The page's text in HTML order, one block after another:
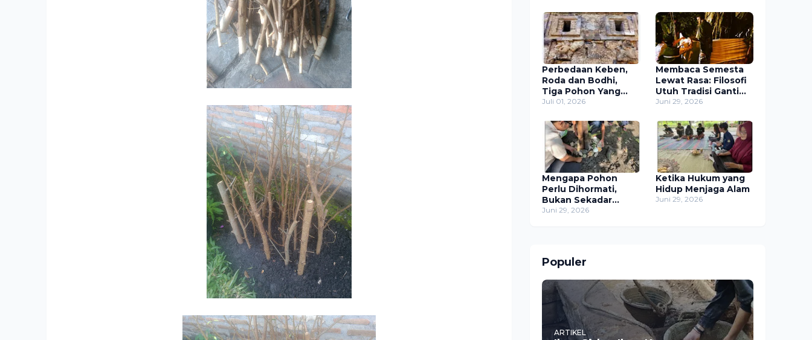
Perbedaan Keben,
Roda dan Bodhi,
Tiga Pohon Yang
Dianggap Sebagai
Juli 01, 2026
Membaca Semesta
Lewat Rasa: Filosofi
Utuh Tradisi Ganti
Singep dan
Padukuhan Wintaos
Juni 29, 2026
Mengapa Pohon
Perlu Dihormati,
Bukan Sekadar
Dimanfaatkan?
Juni 29, 2026
Ketika Hukum yang
Hidup Menjaga Alam
Juni 29, 2026
Populer
ARTIKEL